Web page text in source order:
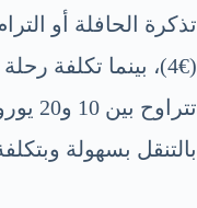
(€4)، بينما تكلفة
بالتنقل بسهولة